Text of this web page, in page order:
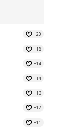
+20
+18
+14
+14
+13
+12
+11